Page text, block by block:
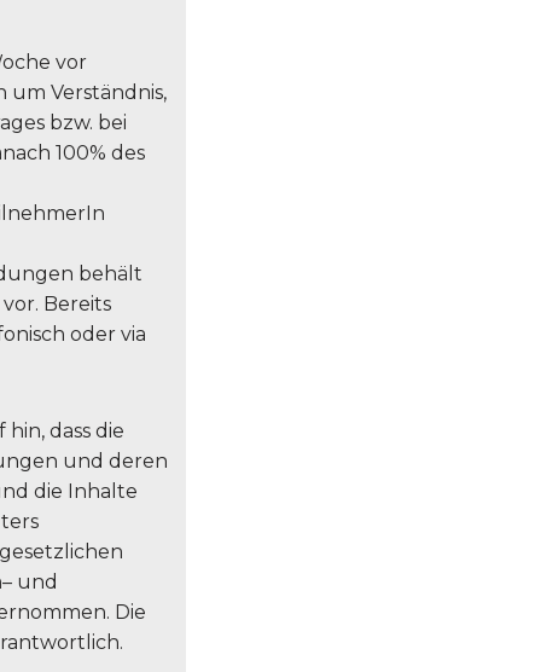
vor
Verständnis,
bzw. bei
100% des
behält
Bereits
oder via
dass die
und deren
die Inhalte
und
Die